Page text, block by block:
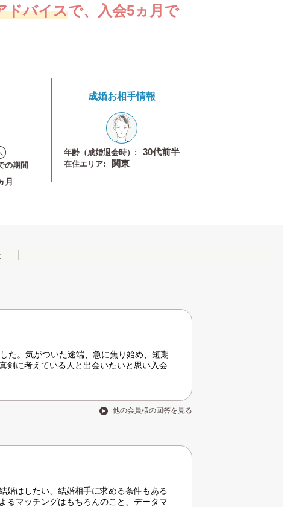
ドバイスで、入会5ヵ月で
の期間
月
成婚お相手情報
年齢（成婚退会時）: 30代前半
在住エリア: 関東
た。気がついた途端、急に焦り始め、短期
剣に考えている人と出会いたいと思い入会
他の会員様の回答を見る
婚はしたい、結婚相手に求める条件もある
るマッチングはもちろんのこと、データマ